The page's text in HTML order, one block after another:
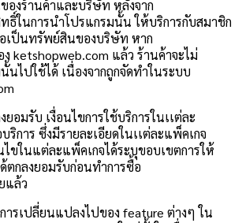
องร้านค้าและบริษัท หลังจาก
ในการนำโปรแกรมนั้น ให้บริการกับสมาชิก
เป็นทรัพย์สินของบริษัท หาก
ketshopweb.com แล้ว ร้านค้าจะไม่
นไปใช้ได้ เนื่องจากถูกจัดทำในระบบ
อมรับ เงื่อนไขการใช้บริการในเเต่ละ
ริการ ซึ่งมีรายละเอียดในเเต่ละแพ็คเกจ
ไขในแต่ละแพ็คเกจได้ระบุขอบเขตการให้
ตกลงยอมรับก่อนทำการซื้อ
แล้ว
ารเปลี่ยนแปลงไปของ feature ต่างๆ ใน